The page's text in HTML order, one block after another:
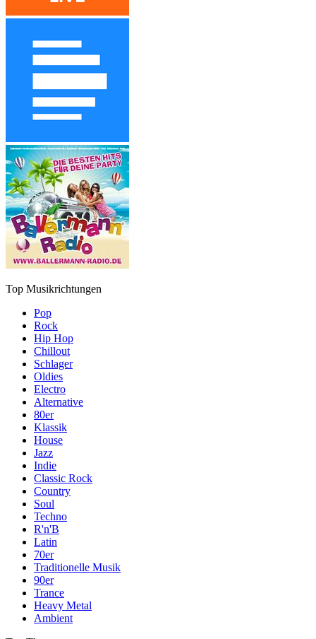
Top Musikrichtungen
Pop
Rock
Hip Hop
Chillout
Schlager
Oldies
Electro
Alternative
80er
Klassik
House
Jazz
Indie
Classic Rock
Country
Soul
Techno
R'n'B
Latin
70er
Traditionelle Musik
90er
Trance
Heavy Metal
Ambient